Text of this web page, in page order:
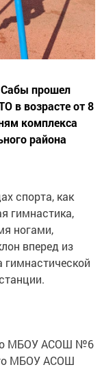
в возрасте от 8
комплекса
района
гимнастика,
ногами,
вперед из
МБОУ АСОШ №6
МБОУ АСОШ